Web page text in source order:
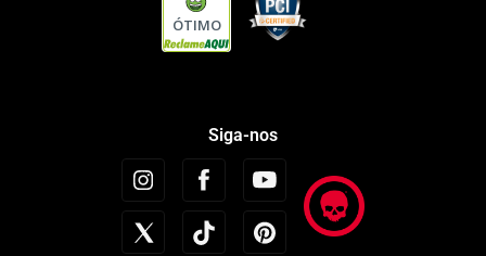
ÓTIMO
Siga-nos